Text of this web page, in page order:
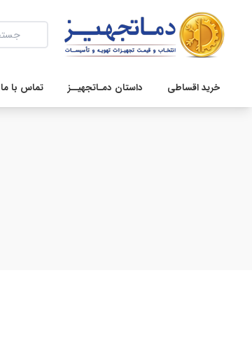
خرید اقساطی داستان دمـاتجهیــز تماس با ما